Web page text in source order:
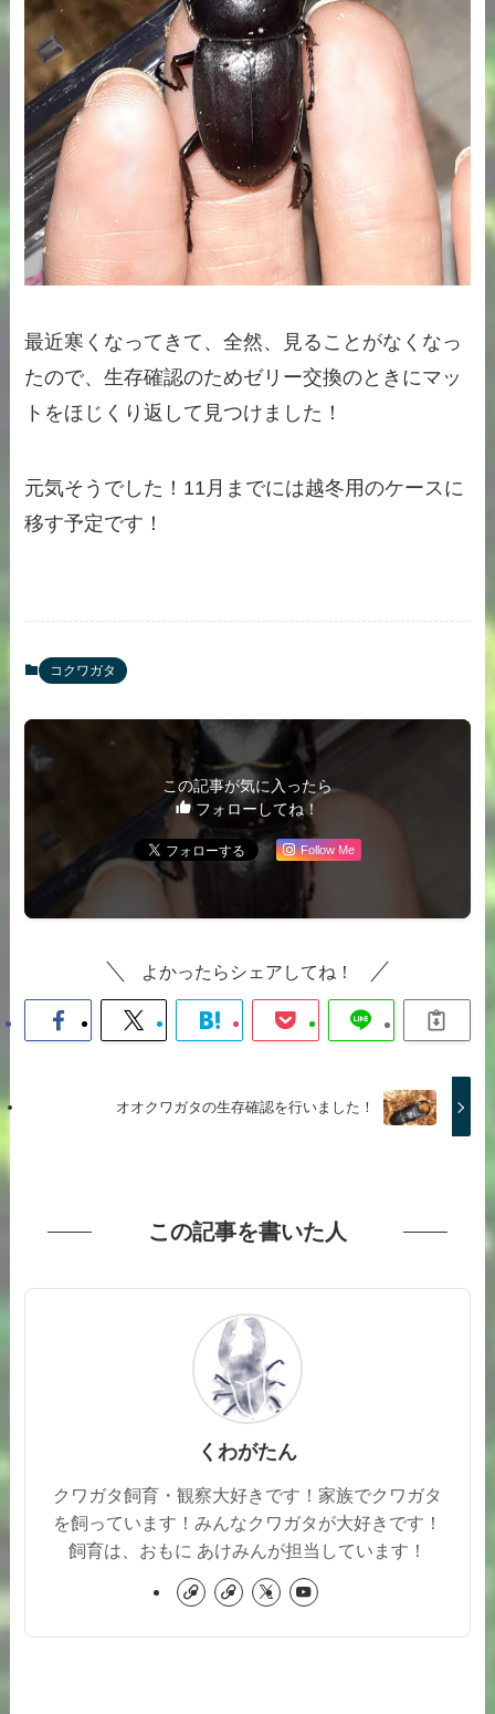
最近寒くなってきて、全然、見ることがなくなっ
たので、生存確認のためゼリー交換のときにマッ
トをほじくり返して見つけました！
元気そうでした！11月までには越冬用のケースに
移す予定です！
コクワガタ
この記事が気に入ったら
フォローしてね！
Follow Me
よかったらシェアしてね！
オオクワガタの生存確認を行いました！
この記事を書いた人
くわがたん
クワガタ飼育・観察大好きです！家族でクワガタ
を飼っています！みんなクワガタが大好きです！
飼育は、おもに あけみんが担当しています！